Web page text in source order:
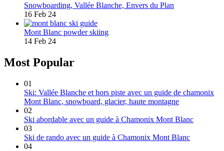
Snowboarding, Vallée Blanche, Envers du Plan
16 Feb 24
Mont Blanc powder skiing
14 Feb 24
Most Popular
01
Ski: Vallée Blanche et hors piste avec un guide de chamonix
Mont Blanc, snowboard, glacier, haute montagne
02
Ski abordable avec un guide à Chamonix Mont Blanc
03
Ski de rando avec un guide à Chamonix Mont Blanc
04